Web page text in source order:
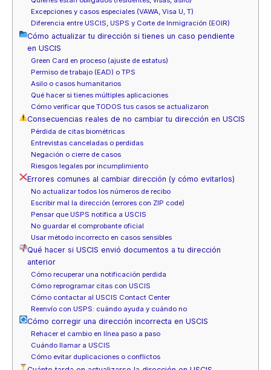
Excepciones y casos especiales (VAWA, Visa U, T)
Diferencia entre USCIS, USPS y Corte de Inmigración (EOIR)
Cómo actualizar tu dirección si tienes un caso pendiente
en USCIS
Green Card en proceso (ajuste de estatus)
Permiso de trabajo (EAD) o TPS
Asilo o casos humanitarios
Qué hacer si tienes múltiples aplicaciones
Cómo verificar que TODOS tus casos se actualizaron
Consecuencias reales de no cambiar tu dirección en USCIS
Pérdida de citas biométricas
Entrevistas canceladas o perdidas
Negación o cierre de casos
Riesgos legales por incumplimiento
Errores comunes al cambiar dirección (y cómo evitarlos)
No actualizar todos los números de recibo
Escribir mal la dirección (errores con ZIP code)
Pensar que USPS notifica a USCIS
No guardar el comprobante oficial
Usar método incorrecto en casos sensibles
Qué hacer si USCIS envió documentos a tu dirección
anterior
Cómo recuperar una notificación perdida
Cómo reprogramar citas con USCIS
Cómo contactar al USCIS Contact Center
Reenvío con USPS: cuándo ayuda y cuándo no
Cómo corregir una dirección incorrecta en USCIS
Rehacer el cambio en línea paso a paso
Cuándo llamar a USCIS
Cómo evitar duplicaciones o conflictos